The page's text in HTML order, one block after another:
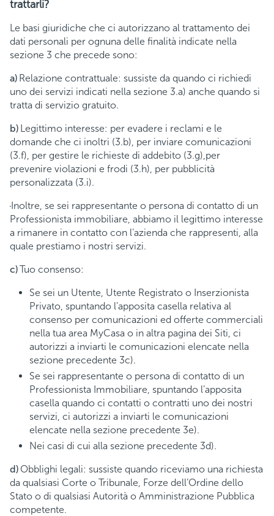
trattarli?
Le basi giuridiche che ci autorizzano al trattamento dei
dati personali per ognuna delle finalità indicate nella
sezione 3 che precede sono:
a) Relazione contrattuale: sussiste da quando ci richiedi
uno dei servizi indicati nella sezione 3.a) anche quando si
tratta di servizio gratuito.
b) Legittimo interesse: per evadere i reclami e le
domande che ci inoltri (3.b), per inviare comunicazioni
(3.f), per gestire le richieste di addebito (3.g),per
prevenire violazioni e frodi (3.h), per pubblicità
personalizzata (3.i).
Inoltre, se sei rappresentante o persona di contatto di un
Professionista immobiliare, abbiamo il legittimo interesse
a rimanere in contatto con l’azienda che rappresenti, alla
quale prestiamo i nostri servizi.
c)Tuo consenso:
Se sei un Utente, Utente Registrato o Inserzionista
Privato, spuntando l’apposita casella relativa al
consenso per comunicazioni ed offerte commerciali
nella tua area MyCasa o in altra pagina dei Siti, ci
autorizzi a inviarti le comunicazioni elencate nella
sezione precedente 3c).
Se sei rappresentante o persona di contatto di un
Professionista Immobiliare, spuntando l’apposita
casella quando ci contatti o contratti uno dei nostri
servizi, ci autorizzi a inviarti le comunicazioni
elencate nella sezione precedente 3e).
Nei casi di cui alla sezione precedente 3d).
d) Obblighi legali: sussiste quando riceviamo una richiesta
da qualsiasi Corte o Tribunale, Forze dell’Ordine dello
Stato o di qualsiasi Autorità o Amministrazione Pubblica
competente.